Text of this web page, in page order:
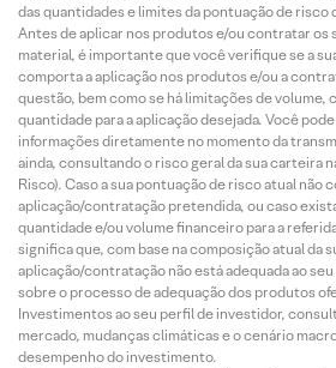
das quantidades e limites da pontuação de risco
Antes de aplicar nos produtos e/ou contratar
material, é importante que você verifique se a
comporta a aplicação nos produtos e/ou a
questão, bem como se há limitações de volume,
quantidade para a aplicação desejada. Você
informações diretamente no momento da
ainda, consultando o risco geral da sua carteira
Risco). Caso a sua pontuação de risco atual não
aplicação/contratação pretendida, ou caso
quantidade e/ou volume financeiro para a
significa que, com base na composição atual da
aplicação/contratação não está adequada ao
sobre o processo de adequação dos produtos
Investimentos ao seu perfil de investidor,
mercado, mudanças climáticas e o cenário
desempenho do investimento.